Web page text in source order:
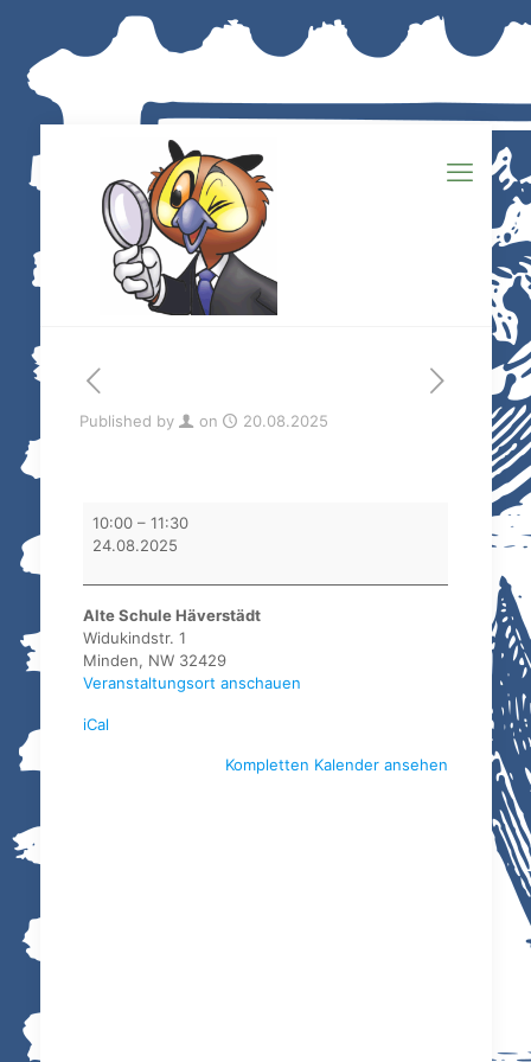
Published by on 20.08.2025
BSV
Minden
10:00 – 11:30
24.08.2025
Alte Schule Häverstädt
Widukindstr. 1
Minden, NW 32429
Veranstaltungsort anschauen
iCal
Kompletten Kalender ansehen